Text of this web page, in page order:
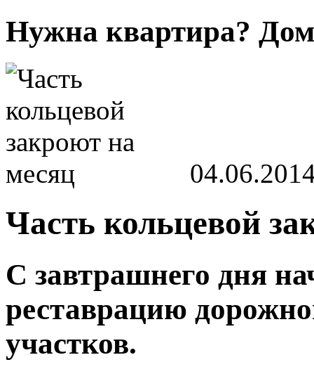
Нужна квартира?
Часть кольцевой
С завтрашнего дня
реставрацию
участков.